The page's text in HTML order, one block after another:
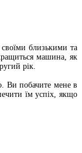
близькими та
машина, як
рік.
Ви побачите мене в
їм успіх, якщо